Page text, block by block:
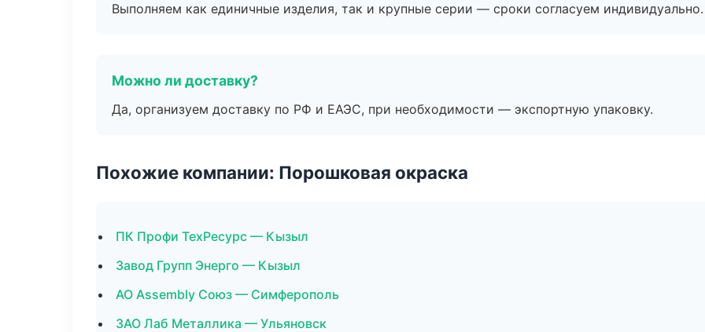
Выполняем как единичные изделия, так и крупные серии — сроки согласуем индивидуально.
Можно ли доставку?
Да, организуем доставку по РФ и ЕАЭС, при необходимости — экспортную упаковку.
Похожие компании: Порошковая окраска
ПК Профи ТехРесурс — Кызыл
Завод Групп Энерго — Кызыл
АО Assembly Союз — Симферополь
ЗАО Лаб Металлика — Ульяновск